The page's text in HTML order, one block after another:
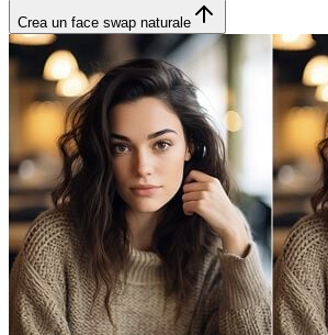
Crea un face swap naturale